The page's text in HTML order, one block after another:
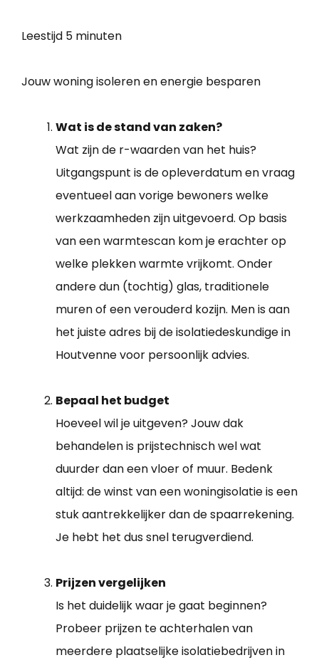
Leestijd 5 minuten
Jouw woning isoleren en energie besparen
Wat is de stand van zaken?
Wat zijn de r-waarden van het huis?
Uitgangspunt is de opleverdatum en vraag
eventueel aan vorige bewoners welke
werkzaamheden zijn uitgevoerd. Op basis
van een warmtescan kom je erachter op
welke plekken warmte vrijkomt. Onder
andere dun (tochtig) glas, traditionele
muren of een verouderd kozijn. Men is aan
het juiste adres bij de isolatiedeskundige in
Houtvenne voor persoonlijk advies.
Bepaal het budget
Hoeveel wil je uitgeven? Jouw dak
behandelen is prijstechnisch wel wat
duurder dan een vloer of muur. Bedenk
altijd: de winst van een woningisolatie is een
stuk aantrekkelijker dan de spaarrekening.
Je hebt het dus snel terugverdiend.
Prijzen vergelijken
Is het duidelijk waar je gaat beginnen?
Probeer prijzen te achterhalen van
meerdere plaatselijke isolatiebedrijven in